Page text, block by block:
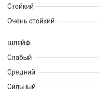
Стойкий
Очень стойкий
ШЛЕЙФ
Слабый
Средний
Сильный